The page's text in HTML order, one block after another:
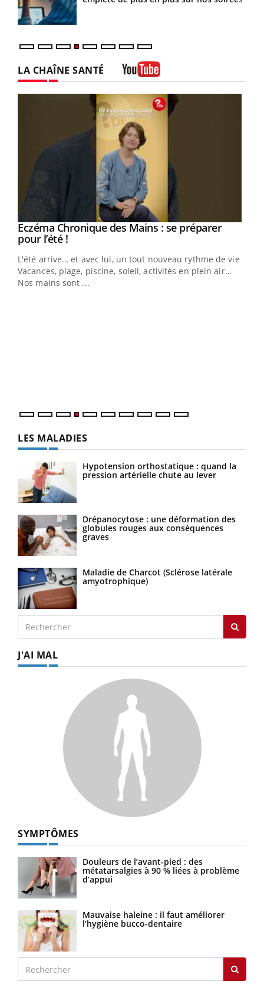
LA CHAÎNE SANTÉ
Youtube
Eczéma Chronique des Mains : se préparer
pour l’été !Youtube
L'été arrive… et avec lui, un tout nouveau rythme de vie !
Vacances, plage, piscine, soleil, activités en plein air…
Nos mains sont ...
Youtube
Diabète & Ramadan 2026Youtube
Le Ramadan approche, et, pour de nombreuses
personnes atteintes de diabète, c'est une période de
questions, de défis, mais ...
LES MALADIES
Hypotension orthostatique : quand la
pression artérielle chute au lever
Drépanocytose : une déformation des
globules rouges aux conséquences
graves
Maladie de Charcot (Sclérose latérale
amyotrophique)
J'AI MAL
SYMPTÔMES
Douleurs de l’avant-pied : des
métatarsalgies à 90 % liées à problème
d’appui
Mauvaise haleine : il faut améliorer
l’hygiène bucco-dentaire